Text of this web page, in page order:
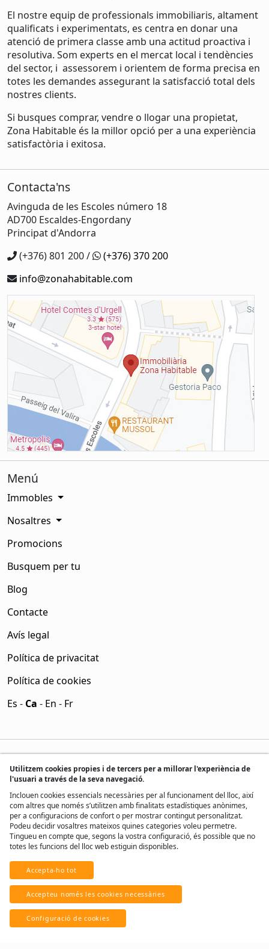
El nostre equip de professionals immobiliaris, altament
qualificats i experimentats, es centra en donar una
atenció de primera classe amb una actitud proactiva i
resolutiva. Som experts en el mercat local i tendències
del sector, i assessorem i orientem de forma precisa en
totes les demandes assegurant la satisfacció total dels
nostres clients.
Si busques comprar, vendre o llogar una propietat,
Zona Habitable és la millor opció per a una experiència
satisfactòria i exitosa.
Contacta'ns
Avinguda de les Escoles número 18
AD700 Escaldes-Engordany
Principat d'Andorra
(+376) 801 200 /
(+376) 370 200
info@zonahabitable.com
Menú
Immobles
Nosaltres
Promocions
Busquem per tu
Blog
Contacte
Avís legal
Política de privacitat
Política de cookies
Es - Ca - En - Fr
® Tots els drets reservats, 2017 - 2026
Desenvolupat perReal Home Network
Amb ♥ des d'Andorra
Utilitzem cookies propies i de tercers per a millorar l'experiència de
l'usuari a través de la seva navegació.
Inclouen cookies essencials necessàries per al funcionament del lloc, així
com altres que només s’utilitzen amb finalitats estadístiques anònimes,
per a configuracions de confort o per mostrar contingut personalitzat.
Podeu decidir vosaltres mateixos quines categories voleu permetre.
Tingueu en compte que, segons la vostra configuració, és possible que no
totes les funcions del lloc web estiguin disponibles.
Accepta-ho tot
Accepteu només les cookies necessàries
Configuració de cookies